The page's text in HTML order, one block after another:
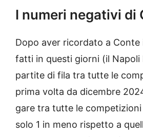
I numeri negativi di
Dopo aver ricordato a Conte
fatti in questi giorni (il Napoli
partite di fila tra tutte le
prima volta da dicembre
gare tra tutte le
solo 1 in meno rispetto a